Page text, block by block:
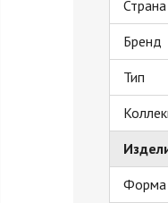
Страна
Бренд
Тип
Форма